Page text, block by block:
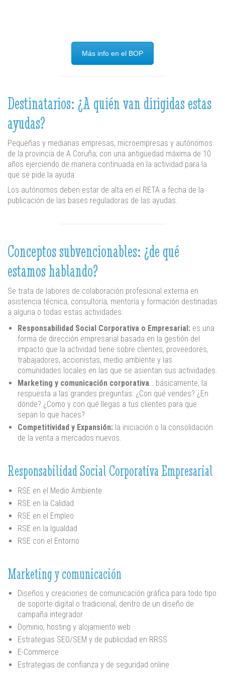
Más info en el BOP
Destinatarios: ¿A quién van dirigidas estas
ayudas?
Pequeñas y medianas empresas, microempresas y autónomos
de la provincia de A Coruña; con una antigüedad máxima de 10
años ejerciendo de manera continuada en la actividad para la
que se pide la ayuda.
Los autónomos deben estar de alta en el RETA a fecha de la
publicación de las bases reguladoras de las ayudas.
Conceptos subvencionables: ¿de qué
estamos hablando?
Se trata de labores de colaboración profesional externa en
asistencia técnica, consultoría, mentoría y formación destinadas
a alguna o todas estas actividades:
Responsabilidad Social Corporativa o Empresarial: es una
forma de dirección empresarial basada en la gestión del
impacto que la actividad tiene sobre clientes, proveedores,
trabajadores, accionistas, medio ambiente y las
comunidades locales en las que se asientan sus actividades.
Marketing y comunicación corporativa… básicamente, la
respuesta a las grandes preguntas: ¿Con qué vendes? ¿En
dónde? ¿Como y con qué llegas a tus clientes para que
sepan lo que haces?
Competitividad y Expansión: la iniciación o la consolidación
de la venta a mercados nuevos.
Responsabilidad Social Corporativa Empresarial
RSE en el Medio Ambiente
RSE en la Calidad
RSE en el Empleo
RSE en la Igualdad
RSE con el Entorno
Marketing y comunicación
Diseños y creaciones de comunicación gráfica para todo tipo
de soporte digital o tradicional; dentro de un diseño de
campaña integrador
Dominio, hosting y alojamiento web
Estrategias SEO/SEM y de publicidad en RRSS
E-Commerce
Estrategias de confianza y de seguridad online